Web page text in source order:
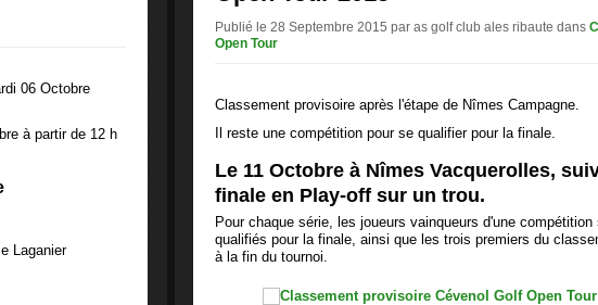
06 Octobre
à partir de 12 h
Laganier
Publié le 28 Septembre 2015 par as golf club ales ribaute dans
Open Tour
Classement provisoire après l'étape de Nîmes Campagne.
Il reste une compétition pour se qualifier pour la finale.
Le 11 Octobre à Nîmes Vacquerolles,
finale en Play-off sur un trou.
Pour chaque série, les joueurs vainqueurs d'une compétition
qualifiés pour la finale, ainsi que les trois premiers du
à la fin du tournoi.